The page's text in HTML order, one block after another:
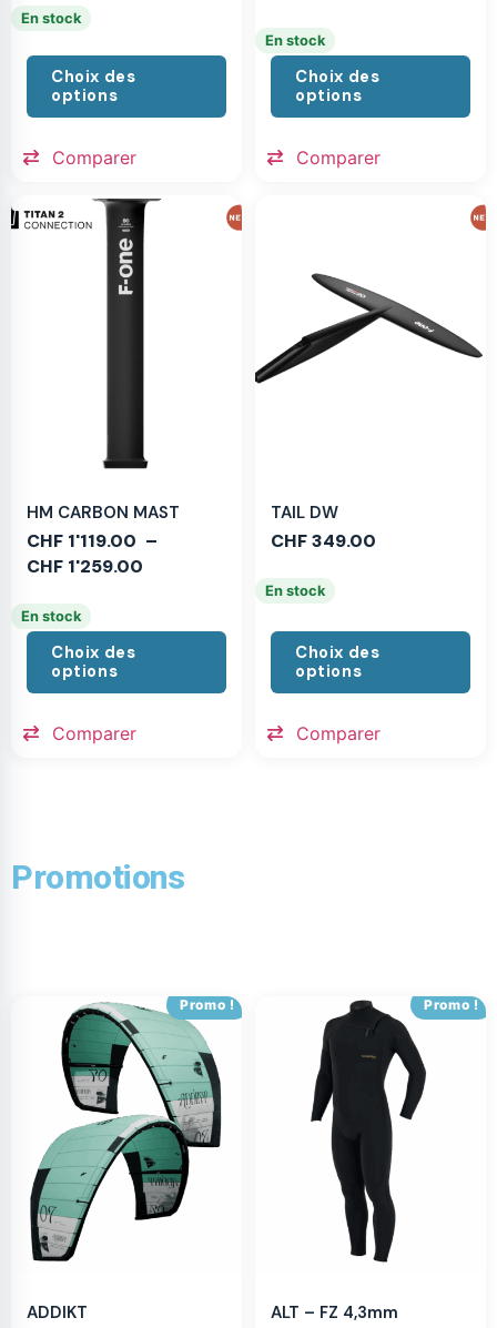
En stock
Choix des
options
Comparer
En stock
Choix des
options
Comparer
HM CARBON MAST
CHF 1'119.00 –
CHF 1'259.00
En stock
Choix des
options
Comparer
TAIL DW
CHF349.00
En stock
Choix des
options
Comparer
Promotions
Promo !
ADDIKT
Promo !
ALT – FZ 4,3mm